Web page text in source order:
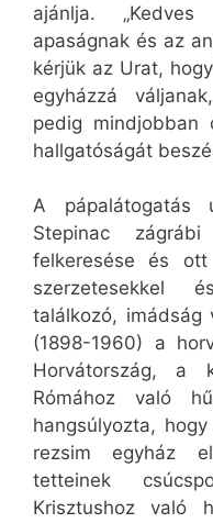
ajánlja.
apaságnak és az
kérjük az Urat,
egyházzá
pedig mindjobban
hallgatóságát
A pápalátogatás
Stepinac
felkeresése és ott
szerzetesekkel
találkozó, imádság
(1898-1960) a
Horvátország, a
Rómához való
hangsúlyozta,
rezsim egyház
tetteinek
Krisztushoz való